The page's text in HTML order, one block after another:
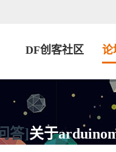
DF创客社区 论
答]关于